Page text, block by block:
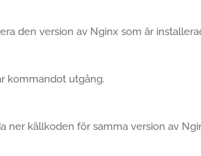
den version av Nginx som är
kommandot utgång.
ner källkoden för samma version av